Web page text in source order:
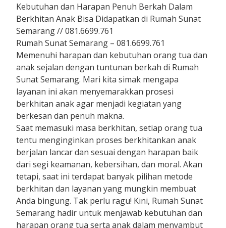
Kebutuhan dan Harapan Penuh Berkah Dalam
Berkhitan Anak Bisa Didapatkan di Rumah Sunat
Semarang // 081.6699.761
Rumah Sunat Semarang – 081.6699.761
Memenuhi harapan dan kebutuhan orang tua dan
anak sejalan dengan tuntunan berkah di Rumah
Sunat Semarang. Mari kita simak mengapa
layanan ini akan menyemarakkan prosesi
berkhitan anak agar menjadi kegiatan yang
berkesan dan penuh makna.
Saat memasuki masa berkhitan, setiap orang tua
tentu menginginkan proses berkhitankan anak
berjalan lancar dan sesuai dengan harapan baik
dari segi keamanan, kebersihan, dan moral. Akan
tetapi, saat ini terdapat banyak pilihan metode
berkhitan dan layanan yang mungkin membuat
Anda bingung. Tak perlu ragu! Kini, Rumah Sunat
Semarang hadir untuk menjawab kebutuhan dan
harapan orang tua serta anak dalam menyambut